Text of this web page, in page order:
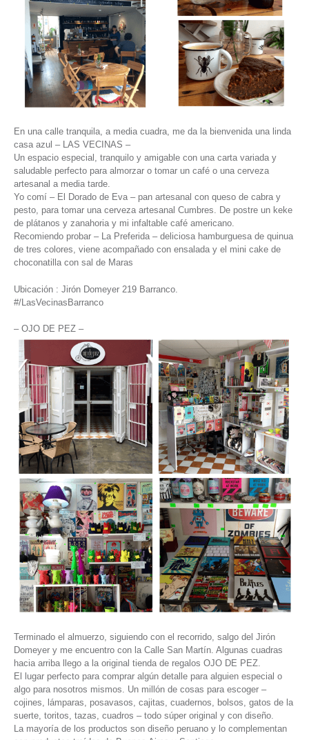
En una calle tranquila, a media cuadra, me da la bienvenida una linda
casa azul – LAS VECINAS –
Un espacio especial, tranquilo y amigable con una carta variada y
saludable perfecto para almorzar o tomar un café o una cerveza
artesanal a media tarde.
Yo comí – El Dorado de Eva – pan artesanal con queso de cabra y
pesto, para tomar una cerveza artesanal Cumbres. De postre un keke
de plátanos y zanahoria y mi infaltable café americano.
Recomiendo probar – La Preferida – deliciosa hamburguesa de quinua
de tres colores, viene acompañado con ensalada y el mini cake de
choconatilla con sal de Maras
Ubicación : Jirón Domeyer 219 Barranco.
#/LasVecinasBarranco
– OJO DE PEZ –
Terminado el almuerzo, siguiendo con el recorrido, salgo del Jirón
Domeyer y me encuentro con la Calle San Martín. Algunas cuadras
hacia arriba llego a la original tienda de regalos OJO DE PEZ.
El lugar perfecto para comprar algún detalle para alguien especial o
algo para nosotros mismos. Un millón de cosas para escoger –
cojines, lámparas, posavasos, cajitas, cuadernos, bolsos, gatos de la
suerte, toritos, tazas, cuadros – todo súper original y con diseño.
La mayoría de los productos son diseño peruano y lo complementan